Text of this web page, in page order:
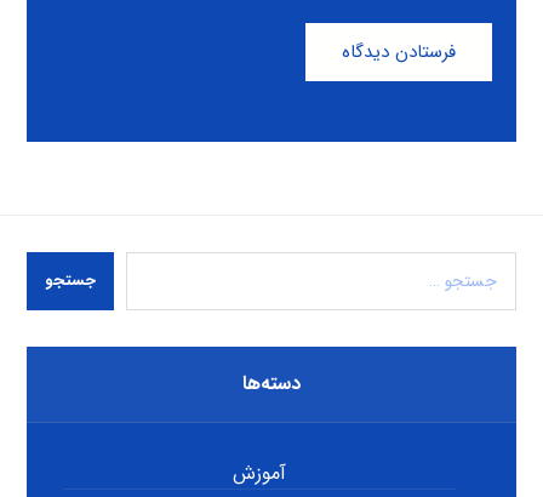
فرستادن دیدگاه
جستجو
دسته‌ها
آموزش